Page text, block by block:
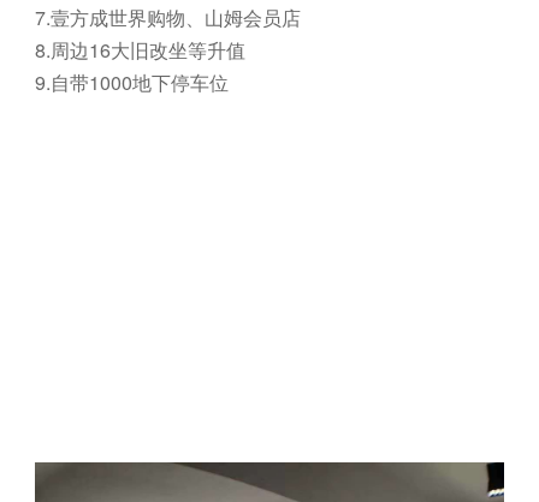
7.壹方成世界购物、山姆会员店
8.周边16大旧改坐等升值
9.自带1000地下停车位